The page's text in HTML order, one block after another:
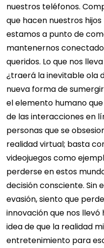
nuestros teléfonos.
que hacen nuestros
estamos a punto de
mantenernos
queridos. Lo que nos
¿traerá la inevitable ola
nueva forma de
el elemento humano
de las interacciones en
personas que se
realidad virtual; basta
videojuegos como
perderse en estos
decisión consciente. Sin
evasión, siento que
innovación que nos
idea de que la realidad
entretenimiento para